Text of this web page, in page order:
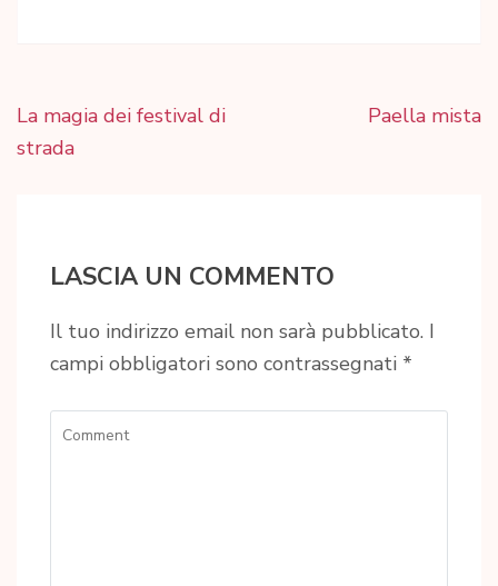
Navigazione
articoli
La magia dei festival di
strada
Paella mista
LASCIA UN COMMENTO
Il tuo indirizzo email non sarà pubblicato. I
campi obbligatori sono contrassegnati *
Comment